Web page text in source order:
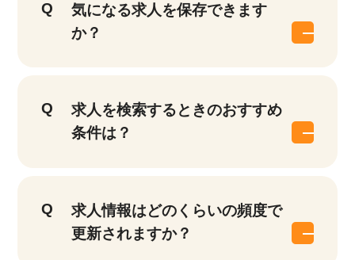
気になる求人を保存できます
か？
求人を検索するときのおすすめ
条件は？
求人情報はどのくらいの頻度で
更新されますか？